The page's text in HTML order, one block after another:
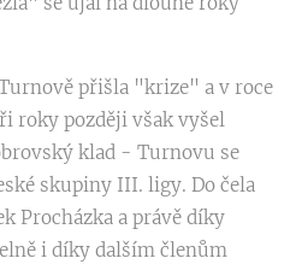
přišla "krize" a v roce
roky později však vyšel
klad - Turnovu se
skupiny III. ligy. Do čela
Procházka a právě díky
i díky dalším členům